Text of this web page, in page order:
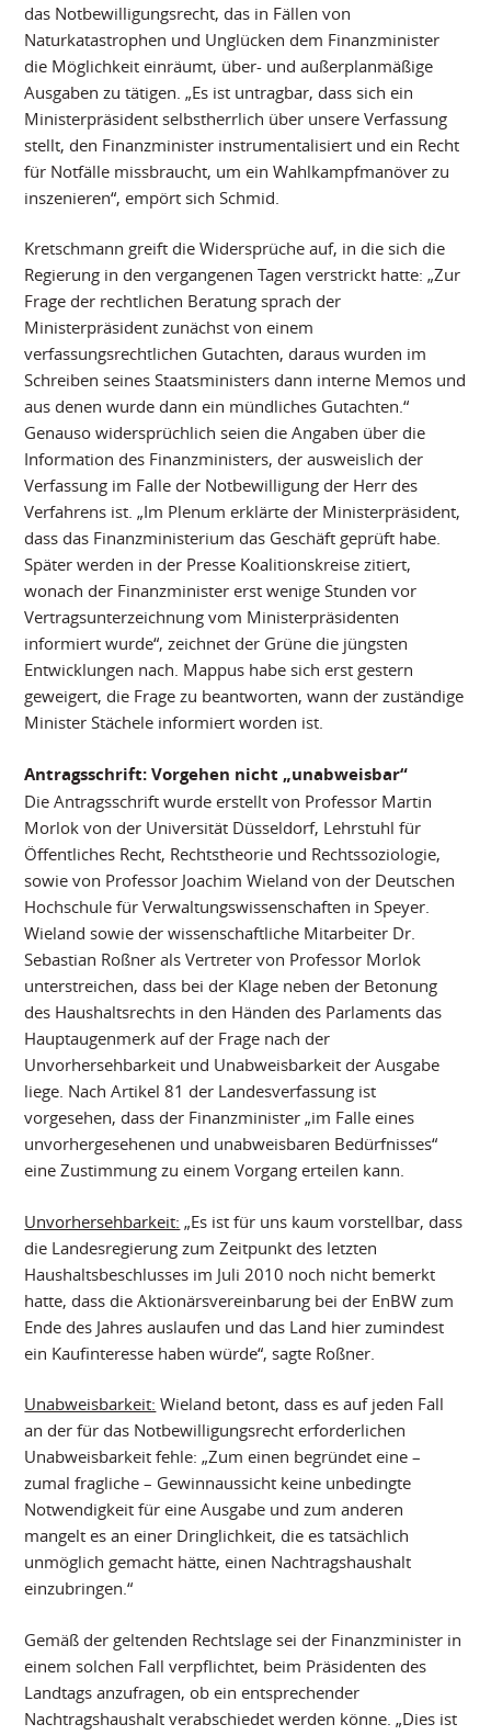
das Notbewilligungsrecht, das in Fällen von
Naturkatastrophen und Unglücken dem Finanzminister
die Möglichkeit einräumt, über- und außerplanmäßige
Ausgaben zu tätigen. „Es ist untragbar, dass sich ein
Ministerpräsident selbstherrlich über unsere Verfassung
stellt, den Finanzminister instrumentalisiert und ein Recht
für Notfälle missbraucht, um ein Wahlkampfmanöver zu
inszenieren“, empört sich Schmid.
Kretschmann greift die Widersprüche auf, in die sich die
Regierung in den vergangenen Tagen verstrickt hatte: „Zur
Frage der rechtlichen Beratung sprach der
Ministerpräsident zunächst von einem
verfassungsrechtlichen Gutachten, daraus wurden im
Schreiben seines Staatsministers dann interne Memos und
aus denen wurde dann ein mündliches Gutachten.“
Genauso widersprüchlich seien die Angaben über die
Information des Finanzministers, der ausweislich der
Verfassung im Falle der Notbewilligung der Herr des
Verfahrens ist. „Im Plenum erklärte der Ministerpräsident,
dass das Finanzministerium das Geschäft geprüft habe.
Später werden in der Presse Koalitionskreise zitiert,
wonach der Finanzminister erst wenige Stunden vor
Vertragsunterzeichnung vom Ministerpräsidenten
informiert wurde“, zeichnet der Grüne die jüngsten
Entwicklungen nach. Mappus habe sich erst gestern
geweigert, die Frage zu beantworten, wann der zuständige
Minister Stächele informiert worden ist.
Antragsschrift: Vorgehen nicht „unabweisbar“
Die Antragsschrift wurde erstellt von Professor Martin
Morlok von der Universität Düsseldorf, Lehrstuhl für
Öffentliches Recht, Rechtstheorie und Rechtssoziologie,
sowie von Professor Joachim Wieland von der Deutschen
Hochschule für Verwaltungswissenschaften in Speyer.
Wieland sowie der wissenschaftliche Mitarbeiter Dr.
Sebastian Roßner als Vertreter von Professor Morlok
unterstreichen, dass bei der Klage neben der Betonung
des Haushaltsrechts in den Händen des Parlaments das
Hauptaugenmerk auf der Frage nach der
Unvorhersehbarkeit und Unabweisbarkeit der Ausgabe
liege. Nach Artikel 81 der Landesverfassung ist
vorgesehen, dass der Finanzminister „im Falle eines
unvorhergesehenen und unabweisbaren Bedürfnisses“
eine Zustimmung zu einem Vorgang erteilen kann.
Unvorhersehbarkeit: „Es ist für uns kaum vorstellbar, dass
die Landesregierung zum Zeitpunkt des letzten
Haushaltsbeschlusses im Juli 2010 noch nicht bemerkt
hatte, dass die Aktionärsvereinbarung bei der EnBW zum
Ende des Jahres auslaufen und das Land hier zumindest
ein Kaufinteresse haben würde“, sagte Roßner.
Unabweisbarkeit: Wieland betont, dass es auf jeden Fall
an der für das Notbewilligungsrecht erforderlichen
Unabweisbarkeit fehle: „Zum einen begründet eine –
zumal fragliche – Gewinnaussicht keine unbedingte
Notwendigkeit für eine Ausgabe und zum anderen
mangelt es an einer Dringlichkeit, die es tatsächlich
unmöglich gemacht hätte, einen Nachtragshaushalt
einzubringen.“
Gemäß der geltenden Rechtslage sei der Finanzminister in
einem solchen Fall verpflichtet, beim Präsidenten des
Landtags anzufragen, ob ein entsprechender
Nachtragshaushalt verabschiedet werden könne. „Dies ist